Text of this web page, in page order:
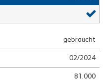
gebraucht
02/2024
81.000